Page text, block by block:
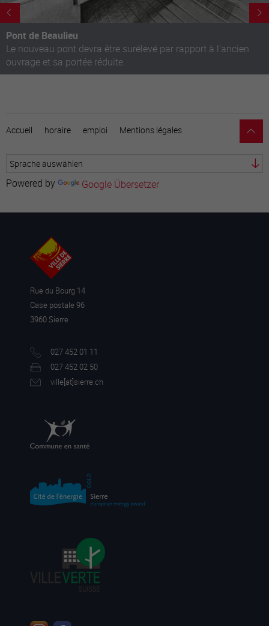
Frage
* Die mit einem Sternchen gekennzeichneten Felder sind
Pflichtfelder
Pont de Beaulieu
Le nouveau pont devra être surélevé par rapport à l'ancien
ouvrage et sa portée réduite.
Accueil horaire emploi Mentions légales
Powered by Google Übersetzer
Rue du Bourg 14
Case postale 96
3960 Sierre
027 452 01 11
027 452 02 50
ville[at]sierre.ch